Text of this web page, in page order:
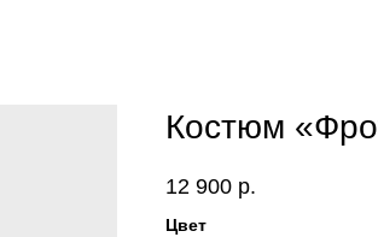
Костюм
12 900 р.
Цвет